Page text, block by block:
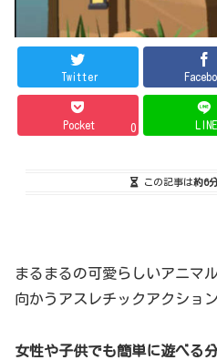
Twitter
Pocket 0 LINE
この記事は約6
まるまるの可愛らしいアニマ
向かうアスレチックアクショ
女性や子供でも簡単に遊べる